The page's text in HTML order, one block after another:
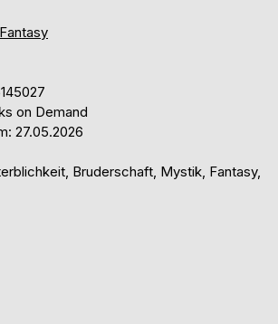
on Demand
27.05.2026
Bruderschaft, Mystik, Fantasy,